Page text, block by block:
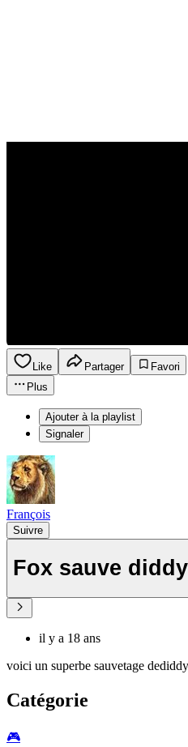
Like Partager
Favori
Plus
Ajouter à la playlist
Signaler
François
Suivre
Fox sauve
il y a 18 ans
voici un superbe sauvetage
Catégorie
🎮️